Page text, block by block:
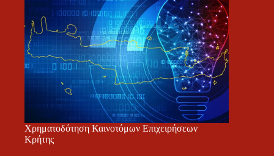
Χρηματοδότηση Καινοτόμων Επιχειρήσεων
Κρήτης